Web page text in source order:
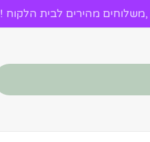
מהירים לבית הלקוח !